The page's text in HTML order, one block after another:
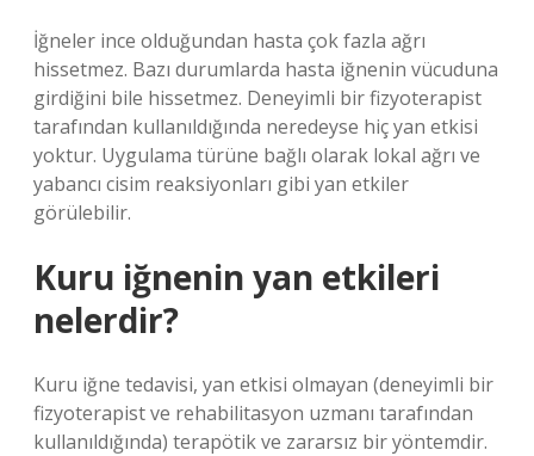
İğneler ince olduğundan hasta çok fazla ağrı
hissetmez. Bazı durumlarda hasta iğnenin vücuduna
girdiğini bile hissetmez. Deneyimli bir fizyoterapist
tarafından kullanıldığında neredeyse hiç yan etkisi
yoktur. Uygulama türüne bağlı olarak lokal ağrı ve
yabancı cisim reaksiyonları gibi yan etkiler
görülebilir.
Kuru iğnenin yan etkileri
nelerdir?
Kuru iğne tedavisi, yan etkisi olmayan (deneyimli bir
fizyoterapist ve rehabilitasyon uzmanı tarafından
kullanıldığında) terapötik ve zararsız bir yöntemdir.